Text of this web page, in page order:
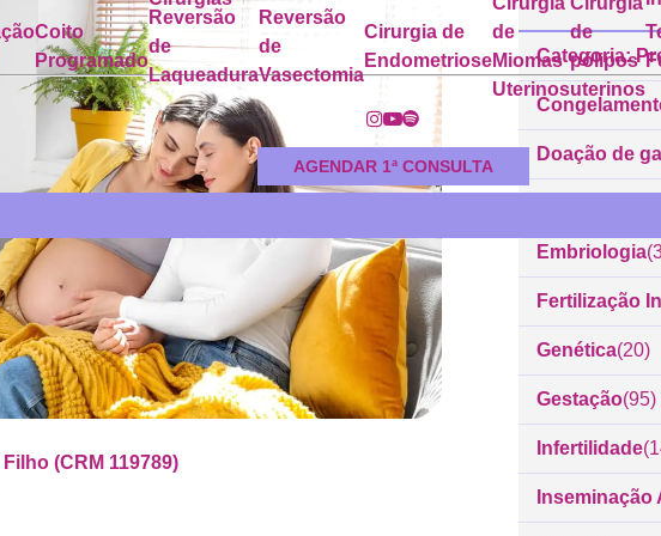
Coito
Programado
Reversão
de
Laqueadura
Reversão
de
Vasectomia
Cirurgia de
Endometriose
de
Miomas
Uterinos
de
pólipos
uterinos
AGENDAR 1ª CONSULTA
(CRM 119789)
Categoria:
Doação de
Embriologia
Fertilização
Genética(20)
Gestação(95)
Infertilidade
Inseminação